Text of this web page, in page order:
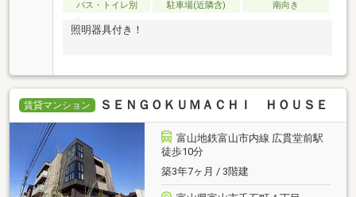
バス・トイレ別
駐車場(近隣含) 南向き
照明器具付き！
賃貸マンション ＳＥＮＧＯＫＵＭＡＣＨＩ ＨＯＵＳＥ
富山地鉄富山市内線 広貫堂前駅
徒歩10分
築3年7ヶ月 / 3階建